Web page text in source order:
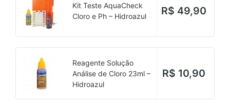
Kit Teste AquaCheck
Cloro e Ph – Hidroazul
R$ 49,90
Reagente Solução
Análise de Cloro 23ml –
Hidroazul
R$ 10,90